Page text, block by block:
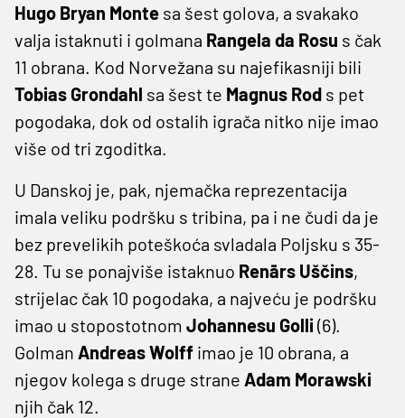
Hugo Bryan Monte sa šest golova, a svakako
valja istaknuti i golmana Rangela da Rosu s čak
11 obrana. Kod Norvežana su najefikasniji bili
Tobias Grondahl sa šest te Magnus Rod s pet
pogodaka, dok od ostalih igrača nitko nije imao
više od tri zgoditka.
U Danskoj je, pak, njemačka reprezentacija
imala veliku podršku s tribina, pa i ne čudi da je
bez prevelikih poteškoća svladala Poljsku s 35-
28. Tu se ponajviše istaknuo Renārs Uščins,
strijelac čak 10 pogodaka, a najveću je podršku
imao u stopostotnom Johannesu Golli (6).
Golman Andreas Wolff imao je 10 obrana, a
njegov kolega s druge strane Adam Morawski
njih čak 12.